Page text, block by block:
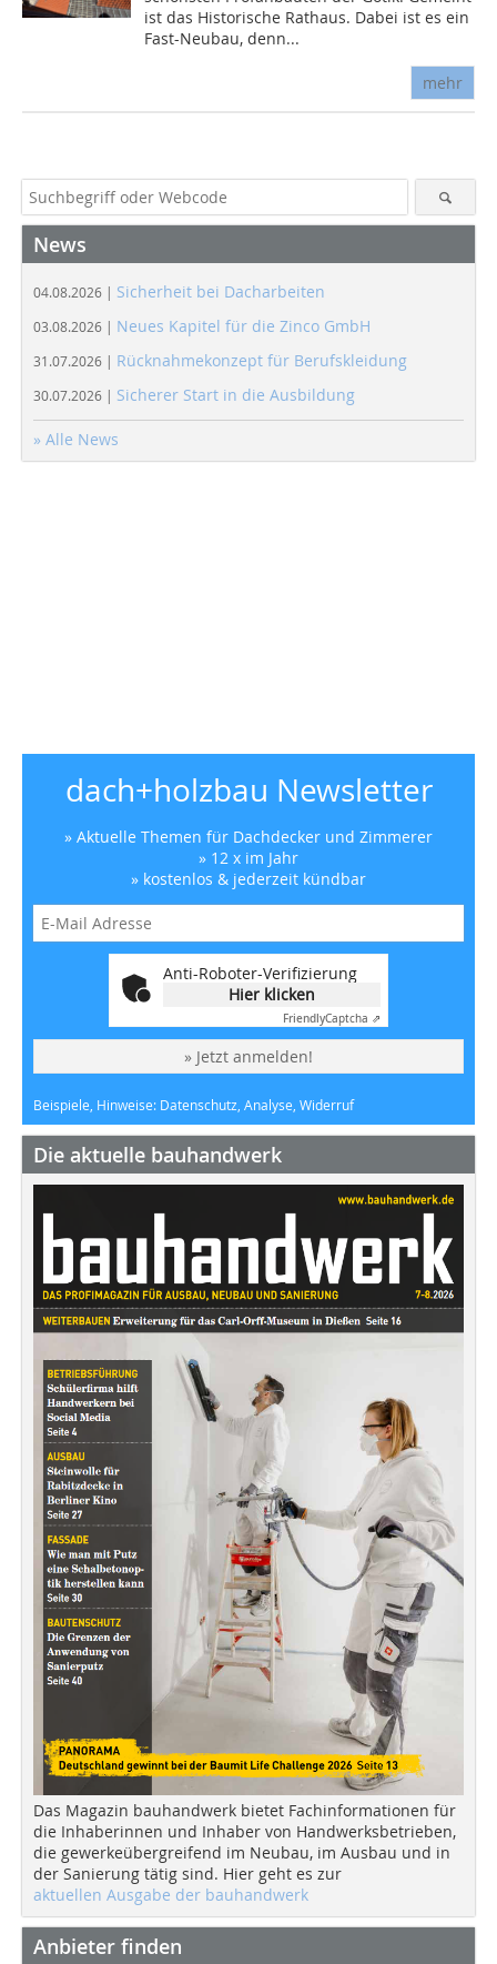
ist das Historische Rathaus. Dabei ist es ein
Fast-Neubau, denn...
mehr
News
04.08.2026 | Sicherheit bei Dacharbeiten
03.08.2026 | Neues Kapitel für die Zinco GmbH
31.07.2026 | Rücknahmekonzept für Berufskleidung
30.07.2026 | Sicherer Start in die Ausbildung
» Alle News
dach+holzbau Newsletter
» Aktuelle Themen für Dachdecker und Zimmerer
» 12 x im Jahr
» kostenlos & jederzeit kündbar
Anti-Roboter-Verifizierung
Hier klicken
FriendlyCaptcha ⇗
» Jetzt anmelden!
Beispiele, Hinweise: Datenschutz, Analyse, Widerruf
Die aktuelle bauhandwerk
Das Magazin bauhandwerk bietet Fachinformationen für
die Inhaberinnen und Inhaber von Handwerksbetrieben,
die gewerkeübergreifend im Neubau, im Ausbau und in
der Sanierung tätig sind. Hier geht es zur
aktuellen Ausgabe der bauhandwerk
Anbieter finden